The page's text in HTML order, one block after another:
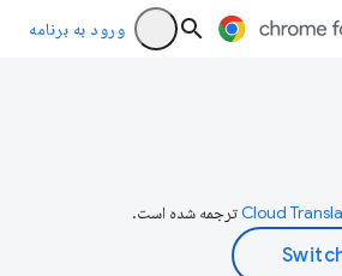
ورود به برنامه
ترجمه شده است.